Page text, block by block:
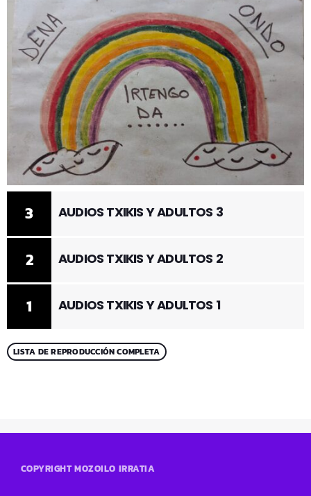
1 AUDIOS TXIKIS Y ADULTOS 1
2 AUDIOS TXIKIS Y ADULTOS 2
3 AUDIOS TXIKIS Y ADULTOS 3
LISTA DE REPRODUCCIÓN COMPLETA
COPYRIGHT MOZOILO IRRATIA